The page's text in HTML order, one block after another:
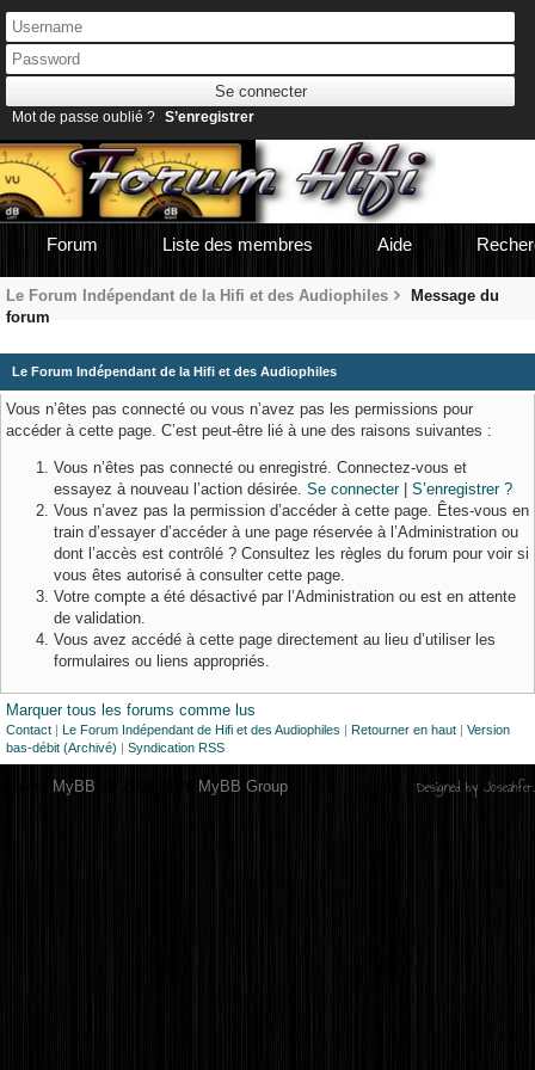
Mot de passe oublié ? S’enregistrer
Forum Liste des membres Aide
Le Forum Indépendant de la Hifi et des Audiophiles
Message du
forum
Le Forum Indépendant de la Hifi et des Audiophiles
Vous n’êtes pas connecté ou vous n’avez pas les permissions pour
accéder à cette page. C’est peut-être lié à une des raisons suivantes :
Vous n’êtes pas connecté ou enregistré. Connectez-vous et
essayez à nouveau l’action désirée. Se connecter| S’enregistrer ?
Vous n’avez pas la permission d’accéder à cette page. Êtes-vous en
train d’essayer d’accéder à une page réservée à l’Administration ou
dont l’accès est contrôlé ? Consultez les règles du forum pour voir si
vous êtes autorisé à consulter cette page.
Votre compte a été désactivé par l’Administration ou est en attente
de validation.
Vous avez accédé à cette page directement au lieu d’utiliser les
formulaires ou liens appropriés.
Marquer tous les forums comme lus
Contact | Le Forum Indépendant de Hifi et des Audiophiles | Retourner en haut | Version
bas-débit (Archivé) | Syndication RSS
Designed by Joseahfer.
MyBB MyBB Group